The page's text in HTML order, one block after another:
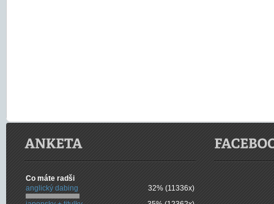
Co máte radši
anglický dabing
32% (11336x)